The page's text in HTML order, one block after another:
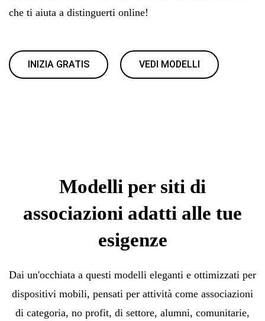
che ti aiuta a distinguerti online!
INIZIA GRATIS VEDI MODELLI
Modelli per siti di
associazioni adatti alle tue
esigenze
Dai un'occhiata a questi modelli eleganti e ottimizzati per
dispositivi mobili, pensati per attività come associazioni
di categoria, no profit, di settore, alumni, comunitarie,